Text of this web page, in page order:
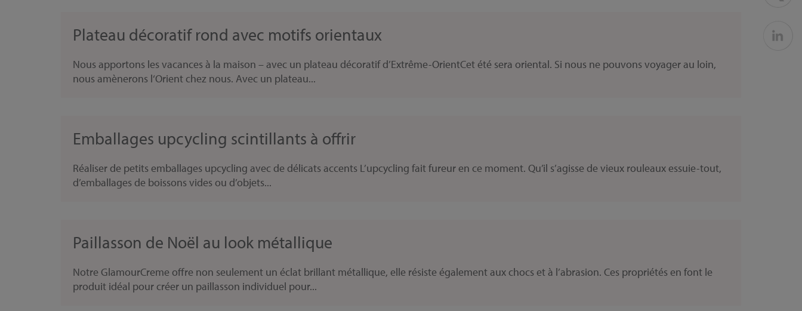
Plateau décoratif rond avec motifs orientaux
Nous apportons les vacances à la maison – avec un plateau décoratif d’Extrême-OrientCet été sera oriental. Si nous ne pouvons voyager au loin,
nous amènerons l‘Orient chez nous. Avec un plateau...
Emballages upcycling scintillants à offrir
Réaliser de petits emballages upcycling avec de délicats accents L’upcycling fait fureur en ce moment. Qu’il s’agisse de vieux rouleaux essuie-tout,
d’emballages de boissons vides ou d’objets...
Paillasson de Noël au look métallique
Notre GlamourCreme offre non seulement un éclat brillant métallique, elle résiste également aux chocs et à l’abrasion. Ces propriétés en font le
produit idéal pour créer un paillasson individuel pour...